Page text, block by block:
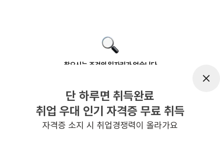
찾으시는 조건의 일자리가 없습니다
반경 3KM 이내의 일자리 확인하기
단 하루면 취득완료
취업 우대 인기 자격증 무료 취득
자격증 소지 시 취업경쟁력이 올라가요